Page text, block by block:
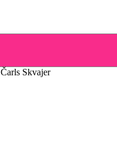
Čarls Skvajer